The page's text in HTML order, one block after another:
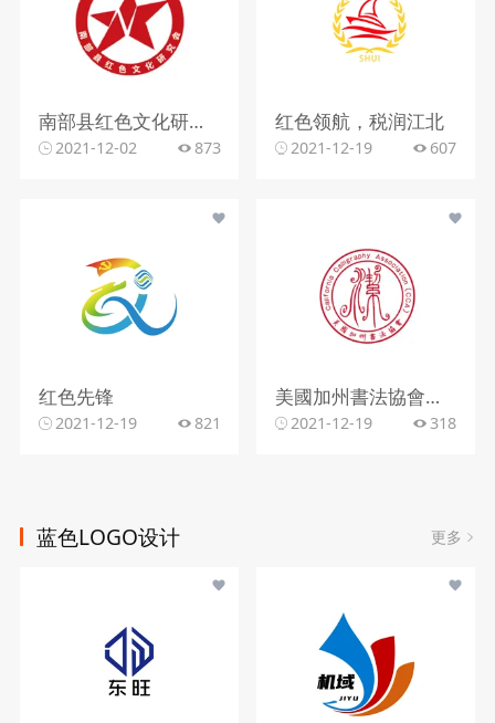
南部县红色文化研究会logo
2021-12-02 873
红色领航，税润江北
2021-12-19 607
红色先锋
2021-12-19 821
美國加州書法協會红色
2021-12-19 318
蓝色LOGO设计 更多